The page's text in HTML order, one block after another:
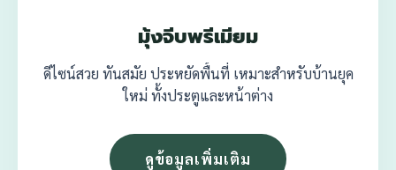
มุ้งจีบพรีเมียม
ดีไซน์สวย ทันสมัย ประหยัดพื้นที่ เหมาะสำหรับบ้านยุค
ใหม่ ทั้งประตูและหน้าต่าง
ดูข้อมูลเพิ่มเติม